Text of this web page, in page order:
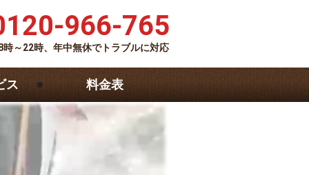
966-765
時～22時、年中無休でトラブルに対応
ス 料金表